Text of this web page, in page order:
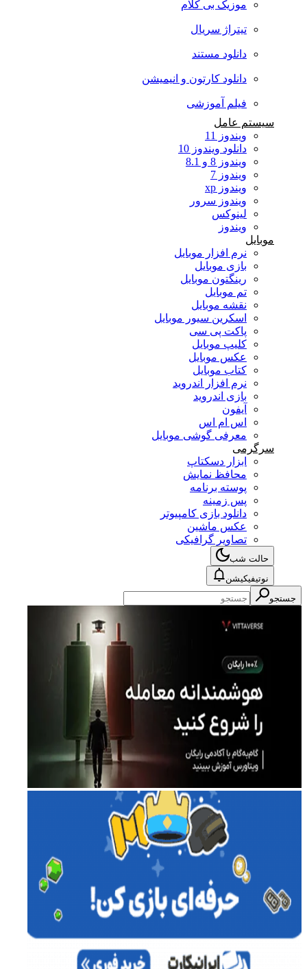
موزیک بی کلام
تیتراژ سریال
دانلود مستند
دانلود کارتون و انیمیشن
فیلم آموزشی
سیستم عامل
ویندوز 11
دانلود ویندوز 10
ویندوز 8 و 8.1
ویندوز 7
ویندوز xp
ویندوز سرور
لینوکس
ویندوز
موبایل
نرم افزار موبایل
بازی موبایل
رینگتون موبایل
تم موبایل
نقشه موبایل
اسکرین سیور موبایل
پاکت پی سی
کلیپ موبایل
عکس موبایل
کتاب موبایل
نرم افزار اندروید
بازی اندروید
آیفون
اس ام اس
معرفی گوشی موبایل
سرگرمی
ابزار دسکتاپ
محافظ نمایش
پوسته برنامه
پس زمینه
دانلود بازی کامپیوتر
عکس ماشین
تصاویر گرافیکی
حالت شب
نوتیفیکیشن
جستجو